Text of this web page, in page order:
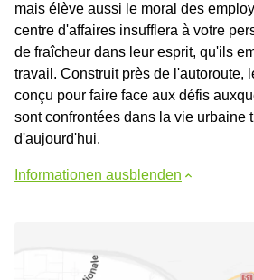
mais élève aussi le moral des
centre d'affaires insufflera à votre
de fraîcheur dans leur esprit, qu'ils
travail. Construit près de l'autoroute,
conçu pour faire face aux défis
sont confrontées dans la vie urbaine
d'aujourd'hui.
Informationen ausblenden